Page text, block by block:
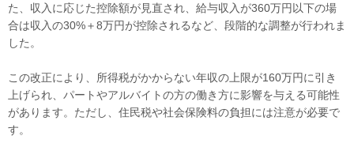
た、収入に応じた控除額が見直され、給与収入が360万円以下の場
合は収入の30%＋8万円が控除されるなど、段階的な調整が行われま
した。
この改正により、所得税がかからない年収の上限が160万円に引き
上げられ、パートやアルバイトの方の働き方に影響を与える可能性
があります。ただし、住民税や社会保険料の負担には注意が必要で
す。